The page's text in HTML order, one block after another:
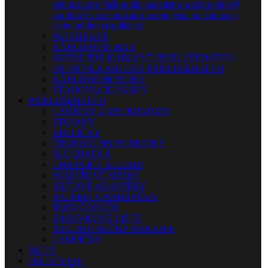
redukciu pre Vaše audio zariadenie a zažite skvelý
komfort + nové možnosti prepojenia pri štúdiovej,
alebo pódiovej aplikácii.
PATCHBAYE
KÁBLOVÉ BUBNY
KUFRE PRE KÁBLOVÉ PRÍSLUŠENSTVO
OSTATNÉ KÁBLOVÉ PRÍSLUŠENSTVO
KÁBLOVÉ MOSTÍKY
SŤAHOVACIE PÁSKY
PRÍSLUŠENSTVO
LADIČKY A METRONÓMY
STOJANY
STOLIČKY
ČISTIACE PROSTRIEDKY
SLÚCHADLÁ
CHRÁNIČE SLUCHU
PAMÄŤOVÉ MÉDIÁ
SIEŤOVÉ ADAPTÉRY
BATÉRIE A NABÍJAČKY
ROZVÁDZAČE
ZÁSUVKOVÉ LIŠTY
MULTIFUNKČNÉ NÁRADIE
LAMPIČKY
NOTY
OBLEČENIE